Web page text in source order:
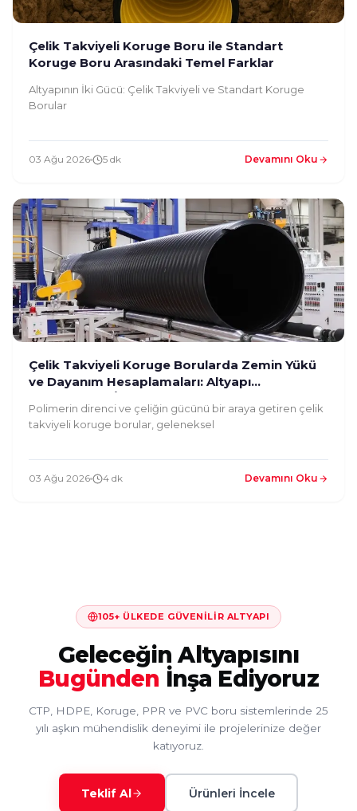
Çelik Takviyeli Koruge Boru ile Standart
Koruge Boru Arasındaki Temel Farklar
Altyapının İki Gücü: Çelik Takviyeli ve Standart Koruge
Borular
03 Ağu 2026 5 dk Devamını Oku
Çelik Takviyeli Koruge Borularda Zemin Yükü
ve Dayanım Hesaplamaları: Altyapı
Polimerin direnci ve çeliğin gücünü bir araya getiren çelik
takviyeli koruge borular, geleneksel
03 Ağu 2026 4 dk Devamını Oku
105+ ÜLKEDE GÜVENILIR ALTYAPI
Geleceğin Altyapısını
Bugünden İnşa Ediyoruz
CTP, HDPE, Koruge, PPR ve PVC boru sistemlerinde 25
yılı aşkın mühendislik deneyimi ile projelerinize değer
katıyoruz.
Teklif Al Ürünleri İncele